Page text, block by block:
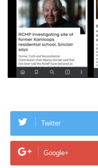
Twitter
Google+